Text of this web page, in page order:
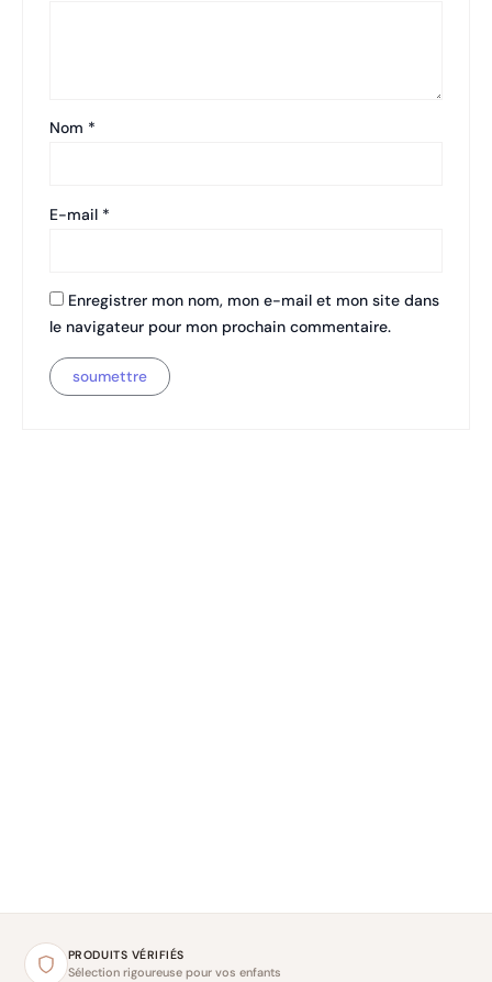
Nom *
E-mail *
Enregistrer mon nom, mon e-mail et mon site dans
le navigateur pour mon prochain commentaire.
PRODUITS VÉRIFIÉS
Sélection rigoureuse pour vos enfants